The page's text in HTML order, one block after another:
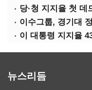
당·청 지지율 첫
뉴스리듬